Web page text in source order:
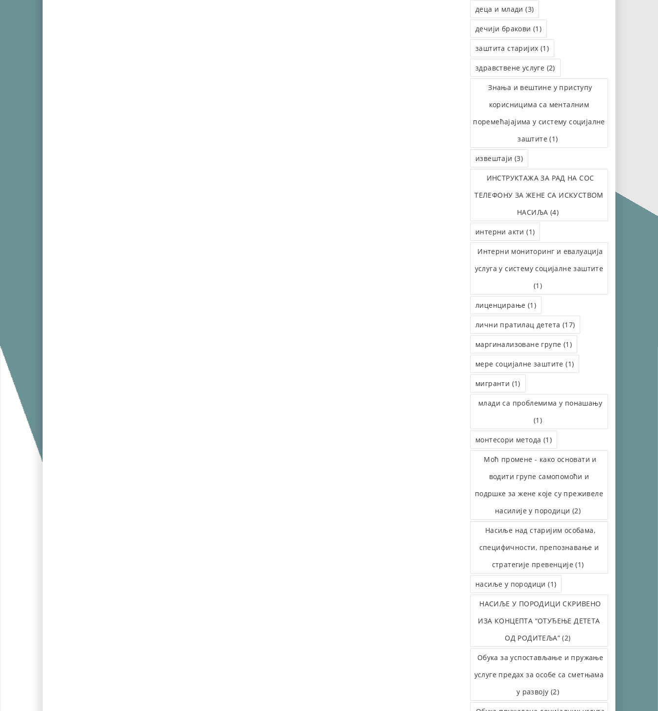
деца и млади (3)
дечији бракови (1)
заштита старијих (1)
здравствене услуге (2)
Знања и вештине у приступу
корисницима са менталним
поремећајајима у систему социјалне
заштите (1)
извештаји (3)
ИНСТРУКТАЖА ЗА РАД НА СОС
ТЕЛЕФОНУ ЗА ЖЕНЕ СА ИСКУСТВОМ
НАСИЉА (4)
интерни акти (1)
Интерни мониторинг и евалуација
услуга у систему социјалне заштите
(1)
лиценцирање (1)
лични пратилац детета (17)
маргинализоване групе (1)
мере социјалне заштите (1)
мигранти (1)
млади са проблемима у понашању
(1)
монтесори метода (1)
Моћ промене - како основати и
водити групе самопомоћи и
подршке за жене које су преживеле
насилије у породици (2)
Насиље над старијим особама,
специфичности, препознавање и
стратегије превенције (1)
насиље у породици (1)
НАСИЉЕ У ПОРОДИЦИ СКРИВЕНО
ИЗА КОНЦЕПТА “ОТУЂЕЊЕ ДЕТЕТА
ОД РОДИТЕЉА” (2)
Обука за успостављање и пружање
услуге предах за особе са сметњама
у развоју (2)